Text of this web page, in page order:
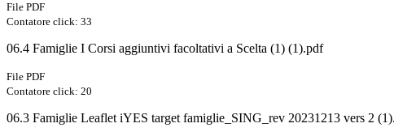
File PDF
Contatore click: 33
06.4 Famiglie I Corsi aggiuntivi facoltativi a Scelta (1) (1).pdf
File PDF
Contatore click: 20
06.3 Famiglie Leaflet iYES target famiglie_SING_rev 20231213 vers 2